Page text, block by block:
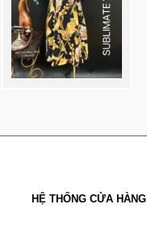
HỆ THỐNG CỬA HÀNG